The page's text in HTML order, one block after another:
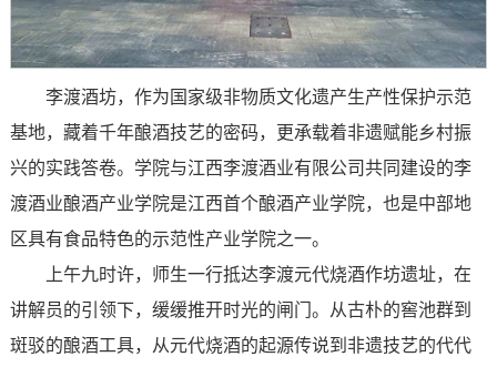
李渡酒坊，作为国家级非物质文化遗产生产性保护示范
基地，藏着千年酿酒技艺的密码，更承载着非遗赋能乡村振
兴的实践答卷。学院与江西李渡酒业有限公司共同建设的李
渡酒业酿酒产业学院是江西首个酿酒产业学院，也是中部地
区具有食品特色的示范性产业学院之一。
上午九时许，师生一行抵达李渡元代烧酒作坊遗址，在
讲解员的引领下，缓缓推开时光的闸门。从古朴的窖池群到
斑驳的酿酒工具，从元代烧酒的起源传说到非遗技艺的代代